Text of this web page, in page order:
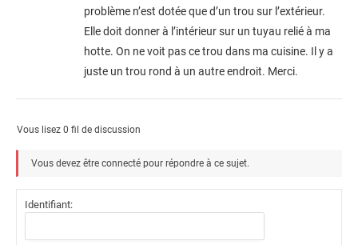
problème n’est dotée que d’un trou sur l’extérieur.
Elle doit donner à l’intérieur sur un tuyau relié à ma
hotte. On ne voit pas ce trou dans ma cuisine. Il y a
juste un trou rond à un autre endroit. Merci.
Vous lisez 0 fil de discussion
Vous devez être connecté pour répondre à ce sujet.
Identifiant: